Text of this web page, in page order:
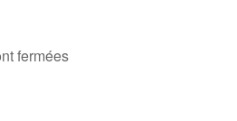
fermées